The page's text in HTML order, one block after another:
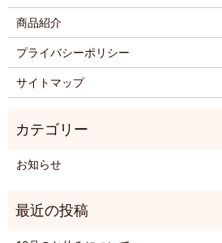
商品紹介
プライバシーポリシー
サイトマップ
お知らせ